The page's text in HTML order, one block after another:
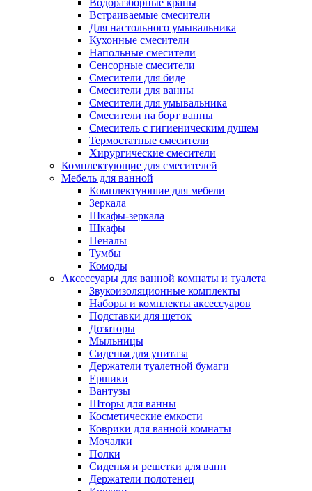
Встраиваемые смесители
Для настольного умывальника
Кухонные смесители
Напольные смесители
Сенсорные смесители
Смесители для биде
Смесители для ванны
Смесители для умывальника
Смесители на борт ванны
Смеситель с гигиеническим душем
Термостатные смесители
Хирургические смесители
Комплектующие для смесителей
Мебель для ванной
Комплектуюшие для мебели
Зеркала
Шкафы-зеркала
Шкафы
Пеналы
Тумбы
Комоды
Аксессуары для ванной комнаты и туалета
Звукоизоляционные комплекты
Наборы и комплекты аксессуаров
Подставки для щеток
Дозаторы
Мыльницы
Сиденья для унитаза
Держатели туалетной бумаги
Ершики
Вантузы
Шторы для ванны
Косметические емкости
Коврики для ванной комнаты
Мочалки
Полки
Сиденья и решетки для ванн
Держатели полотенец